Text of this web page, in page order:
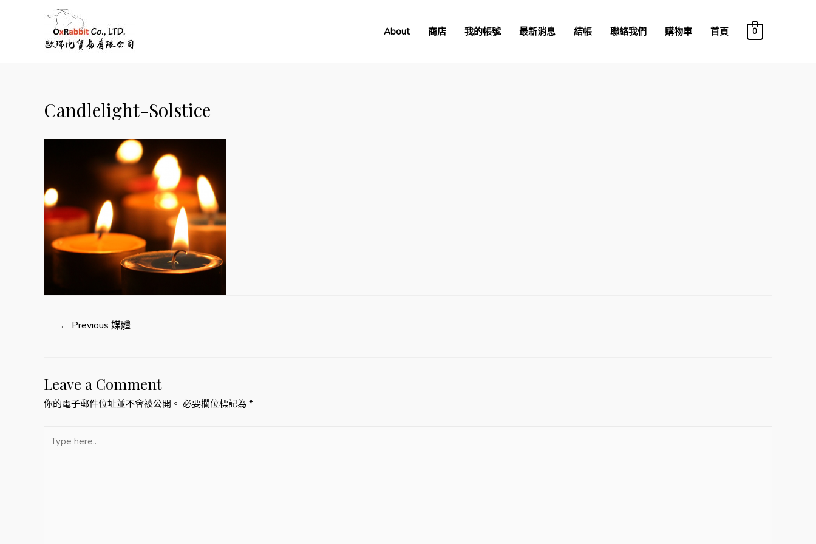
About 商店 我的帳號 最新消息 結帳 聯絡我們 購物車 首頁 0
Candlelight-Solstice
文
導
覽
← Previous 媒體
Leave a Comment
你的電子郵件位址並不會被公開。 必要欄位標記為 *
here..